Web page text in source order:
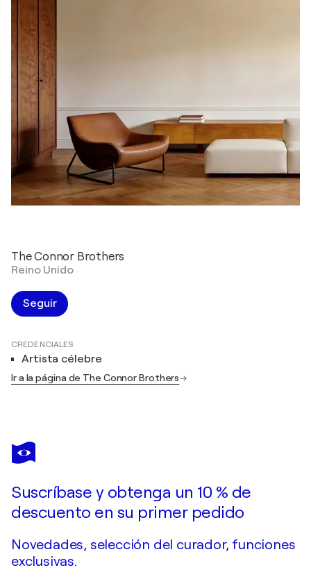
The Connor Brothers
Reino Unido
Seguir
CREDENCIALES
Artista célebre
Ir a la página de The Connor Brothers
Suscríbase y obtenga un 10 % de
descuento en su primer pedido
Novedades, selección del curador, funciones
exclusivas.